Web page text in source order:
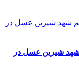
شهد شیرین عسل‌ در